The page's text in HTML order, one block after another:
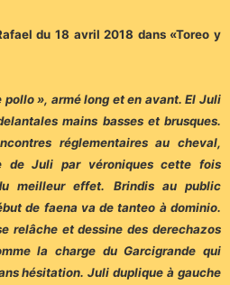
du 18 avril 2018 dans «Toreo y
», armé long et en avant. El Juli
mains basses et brusques.
réglementaires au cheval,
de Juli par véroniques cette fois
meilleur effet. Brindis au public
de faena va de tanteo à dominio.
relâche et dessine des derechazos
la charge du Garcigrande qui
hésitation. Juli duplique à gauche